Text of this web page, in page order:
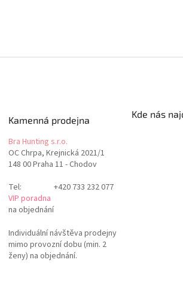
Kamenná prodejna
Bra Hunting s.r.o.
OC Chrpa, Krejnická 2021/1
148 00 Praha 11 - Chodov
Tel:
+420 733 232 077
VIP poradna
na objednání
Individuální návštěva prodejny
mimo provozní dobu (min. 2
ženy) na objednání.
Kde nás